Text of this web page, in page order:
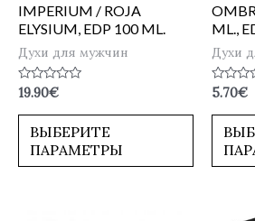
IMPERIUM / ROJA
ELYSIUM, EDP 100 ML.
Духи для мужчин
Оценка
из
19.90€
ВЫБЕРИТЕ
ПАРАМЕТРЫ
ML.,
Духи
Оценка
из
5.70€